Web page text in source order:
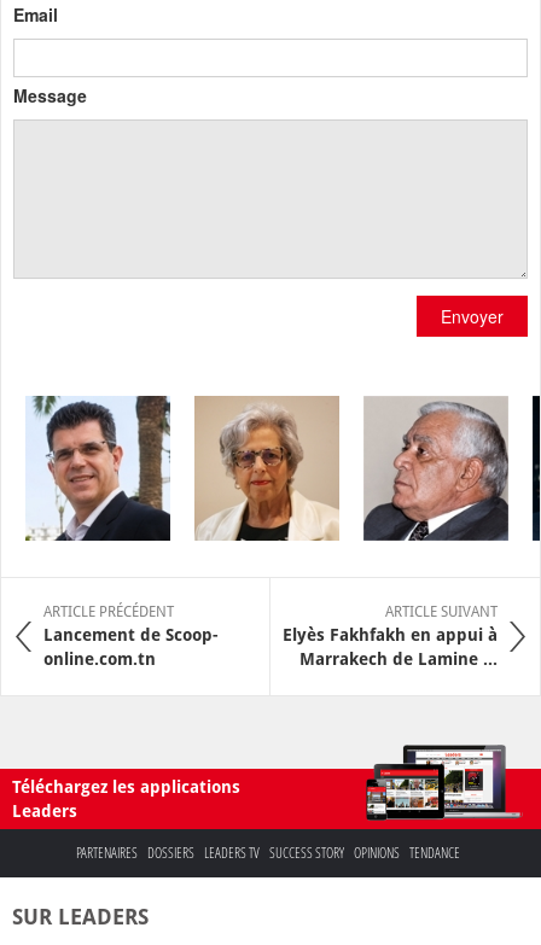
Email
Message
Envoyer
ARTICLE PRÉCÉDENT
Lancement de Scoop-
online.com.tn
ARTICLE SUIVANT
Elyès Fakhfakh en appui à
Marrakech de Lamine ...
Téléchargez les applications
Leaders
PARTENAIRES DOSSIERS LEADERS TV SUCCESS STORY OPINIONS TENDANCE
SUR LEADERS